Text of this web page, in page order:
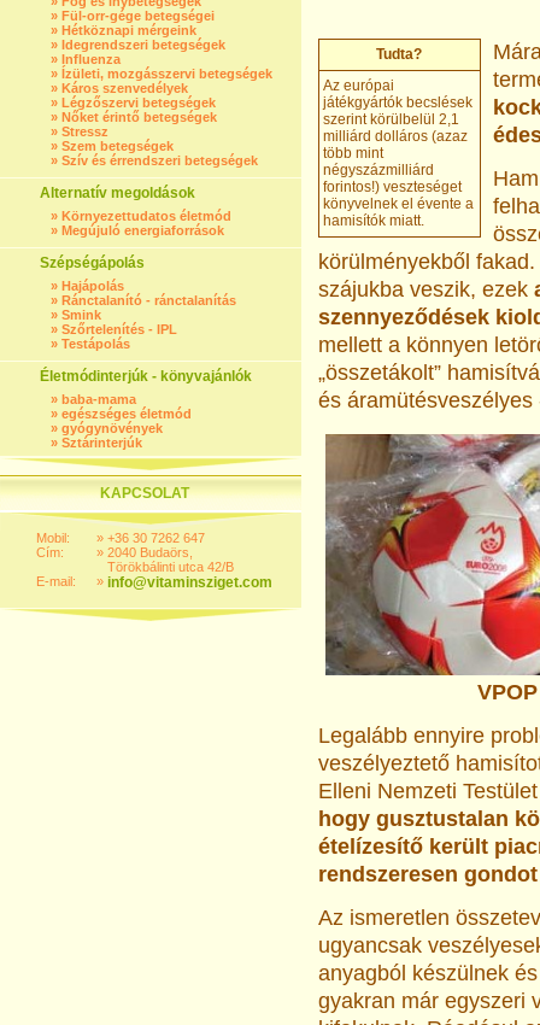
» Fül-orr-gége betegségei
» Hétköznapi mérgeink
» Idegrendszeri betegségek
» Influenza
» Ízületi, mozgásszervi betegségek
» Káros szenvedélyek
» Légzőszervi betegségek
» Nőket érintő betegségek
» Stressz
» Szem betegségek
» Szív és érrendszeri betegségek
Alternatív megoldások
» Környezettudatos életmód
» Megújuló energiaforrások
Szépségápolás
» Hajápolás
» Ránctalanító - ránctalanítás
» Smink
» Szőrtelenítés - IPL
» Testápolás
Életmódinterjúk - könyvajánlók
» baba-mama
» egészséges életmód
» gyógynövények
» Sztárinterjúk
KAPCSOLAT
Mobil:
Cím:
E-mail:
»
»
»
+36 30 7262 647
2040 Budaörs,
Törökbálinti utca 42/B
info@vitaminsziget.com
Tudta?
Az európai
játékgyártók becslések
szerint körülbelül 2,1
milliárd dolláros (azaz
több mint
négyszázmilliárd
forintos!) veszteséget
könyvelnek el évente a
hamisítók miatt.
körülményekből
szájukba veszik, ezek
szennyeződések
mellett a könnyen
„összetákolt”
és
Legalább ennyire
veszélyeztető
Elleni Nemzeti
hogy gusztustalan
ételízesítő került
rendszeresen
Az ismeretlen
ugyancsak
anyagból készülnek
gyakran már egyszeri